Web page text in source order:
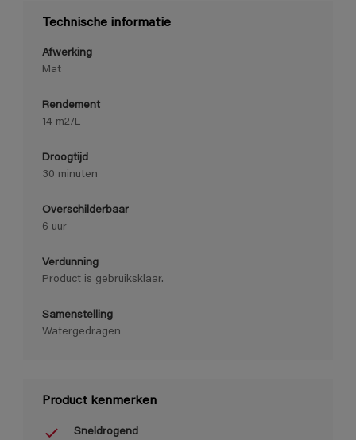
Technische informatie
Afwerking
Mat
Rendement
14 m2/L
Droogtijd
30 minuten
Overschilderbaar
6 uur
Verdunning
Product is gebruiksklaar.
Samenstelling
Watergedragen
Product kenmerken
Sneldrogend